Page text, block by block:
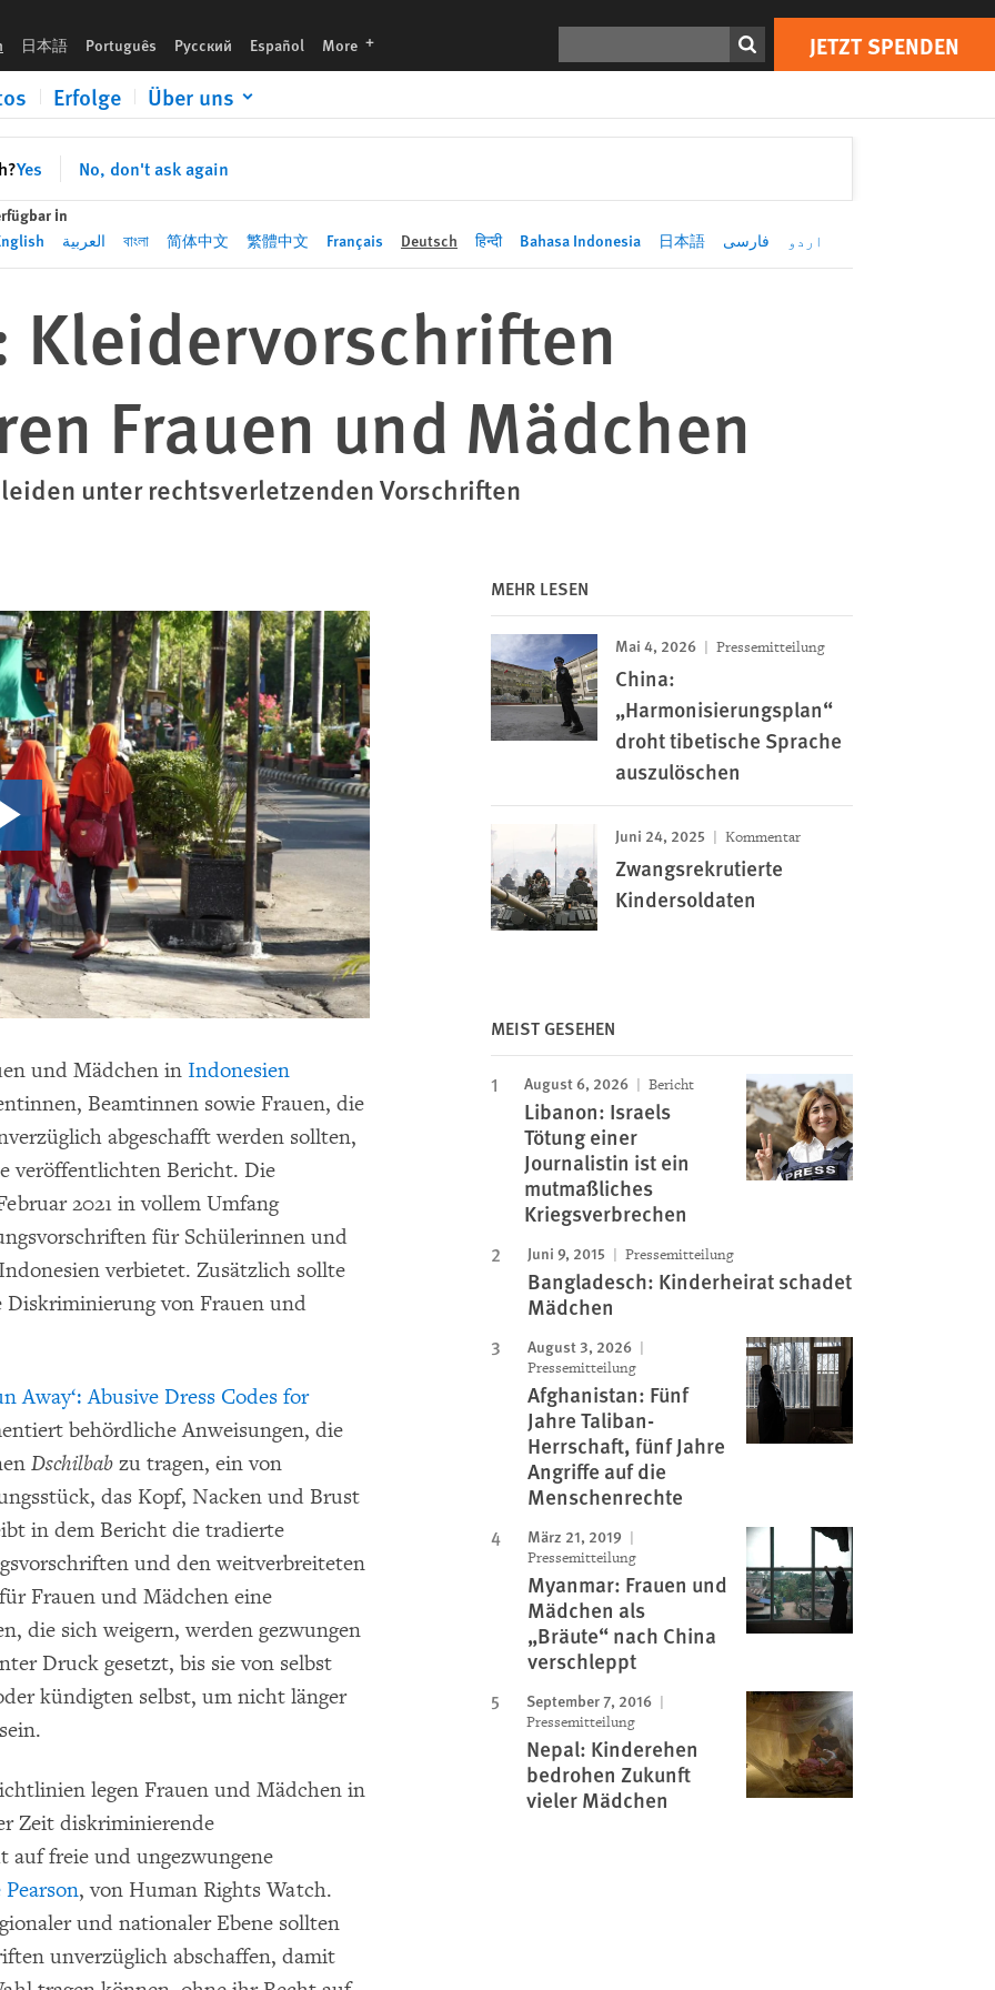
日本語 Português Русский Español More languages JETZT SPENDEN
Erfolge Über uns
Yes No, don't ask again
Print JETZT SPENDEN
in
العربية বাংলা 简体中文 繁體中文 Français Deutsch हिन्दी Bahasa Indonesia 日本語 فارسی اردو
Frauen und Mädchen
unter rechtsverletzenden Vorschriften
und Mädchen in Indonesien
Beamtinnen sowie Frauen, die
abgeschafft werden sollten,
veröffentlichten Bericht. Die
2021 in vollem Umfang
für Schülerinnen und
verbietet. Zusätzlich sollte
von Frauen und
Away‘: Abusive Dress Codes for
behördliche Anweisungen, die
Dschilbab zu tragen, ein von
das Kopf, Nacken und Brust
in dem Bericht die tradierte
und den weitverbreiteten
Frauen und Mädchen eine
die sich weigern, werden gezwungen
Druck gesetzt, bis sie von selbst
kündigten selbst, um nicht länger
legen Frauen und Mädchen in
Zeit diskriminierende
auf freie und ungezwungene
, von Human Rights Watch.
und nationaler Ebene sollten
unverzüglich abschaffen, damit
MEHR LESEN
Mai 4, 2026 Pressemitteilung
China:
„Harmonisierungsplan“
droht tibetische Sprache
auszulöschen
Juni 24, 2025 Kommentar
Zwangsrekrutierte
Kindersoldaten
MEIST GESEHEN
August 6, 2026 Bericht
Libanon: Israels
Tötung einer
Journalistin ist ein
mutmaßliches
Kriegsverbrechen
Juni 9, 2015 Pressemitteilung
Bangladesch: Kinderheirat schadet
Mädchen
August 3, 2026
Pressemitteilung
Afghanistan: Fünf
Jahre Taliban-
Herrschaft, fünf Jahre
Angriffe auf die
Menschenrechte
März 21, 2019
Pressemitteilung
Myanmar: Frauen und
Mädchen als
„Bräute“ nach China
verschleppt
September 7, 2016
Pressemitteilung
Nepal: Kinderehen
bedrohen Zukunft
vieler Mädchen